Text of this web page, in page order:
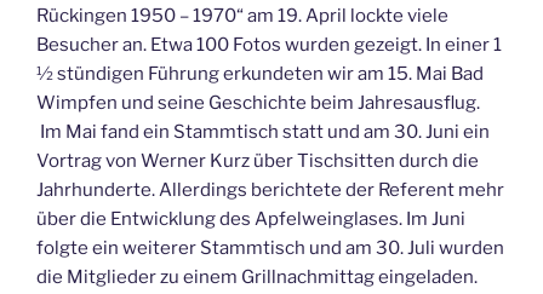
Rückingen 1950 – 1970“ am 19. April lockte viele
Besucher an. Etwa 100 Fotos wurden gezeigt. In einer 1
½ stündigen Führung erkundeten wir am 15. Mai Bad
Wimpfen und seine Geschichte beim Jahresausflug.
Im Mai fand ein Stammtisch statt und am 30. Juni ein
Vortrag von Werner Kurz über Tischsitten durch die
Jahrhunderte. Allerdings berichtete der Referent mehr
über die Entwicklung des Apfelweinglases. Im Juni
folgte ein weiterer Stammtisch und am 30. Juli wurden
die Mitglieder zu einem Grillnachmittag eingeladen.